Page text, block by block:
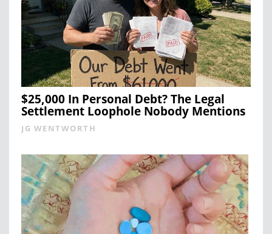
$25,000 In Personal Debt? The Legal
Settlement Loophole Nobody Mentions
JG WENTWORTH